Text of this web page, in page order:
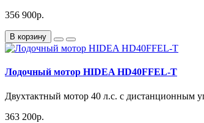
356 900р.
В корзину
Лодочный мотор HIDEA HD40FFEL-T
Двухтактный мотор 40 л.с. с дистанционным
363 200р.